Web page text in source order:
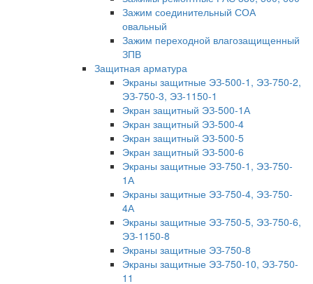
Зажим соединительный СОА
овальный
Зажим переходной влагозащищенный
ЗПВ
Защитная арматура
Экраны защитные ЭЗ-500-1, ЭЗ-750-2,
ЭЗ-750-3, ЭЗ-1150-1
Экран защитный ЭЗ-500-1А
Экран защитный ЭЗ-500-4
Экран защитный ЭЗ-500-5
Экран защитный ЭЗ-500-6
Экраны защитные ЭЗ-750-1, ЭЗ-750-
1А
Экраны защитные ЭЗ-750-4, ЭЗ-750-
4А
Экраны защитные ЭЗ-750-5, ЭЗ-750-6,
ЭЗ-1150-8
Экраны защитные ЭЗ-750-8
Экраны защитные ЭЗ-750-10, ЭЗ-750-
11